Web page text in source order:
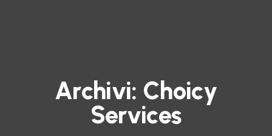
Archivi: Choicy
Services